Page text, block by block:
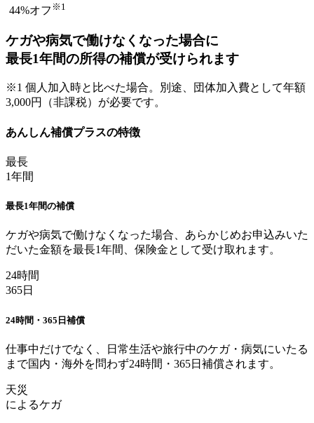
44%オフ ※1
ケガや病気で働けなくなった場合に
最長1年間の所得の補償が受けられます
※1 個人加入時と比べた場合。別途、団体加入費として年額
3,000円（非課税）が必要です。
あんしん補償プラスの特徴
最長
1年間
最長1年間の補償
ケガや病気で働けなくなった場合、あらかじめお申込みいた
だいた金額を最長1年間、保険金として受け取れます。
24時間
365日
24時間・365日補償
仕事中だけでなく、日常生活や旅行中のケガ・病気にいたる
まで国内・海外を問わず24時間・365日補償されます。
天災
によるケガ